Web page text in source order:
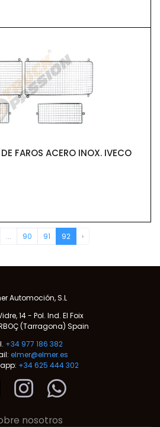
FAROS ACERO INOX. IVECO
... 90 91 92 ›
Automoción, S.L
14 - Pol. Ind. El Foix
(Tarragona) Spain
+34 977 186 382
elmer@elmer.es
+34 625 444 302
nosotros